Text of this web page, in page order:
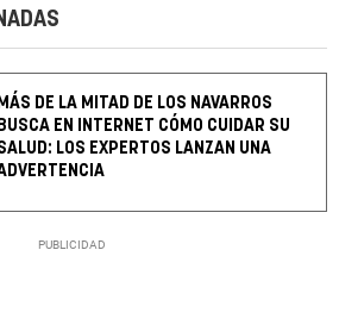
MÁS DE LA MITAD DE LOS NAVARROS
BUSCA EN INTERNET CÓMO CUIDAR SU
LOS EXPERTOS LANZAN UNA